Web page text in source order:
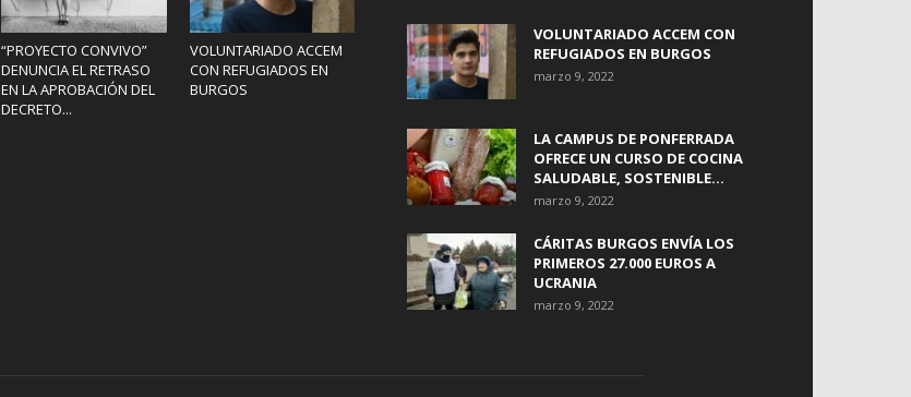
“PROYECTO CONVIVO”
DENUNCIA EL RETRASO
EN LA APROBACIÓN DEL
DECRETO...
VOLUNTARIADO ACCEM
CON REFUGIADOS EN
BURGOS
VOLUNTARIADO ACCEM CON
REFUGIADOS EN BURGOS
marzo 9, 2022
LA CAMPUS DE PONFERRADA
OFRECE UN CURSO DE COCINA
SALUDABLE, SOSTENIBLE...
marzo 9, 2022
CÁRITAS BURGOS ENVÍA LOS
PRIMEROS 27.000 EUROS A
UCRANIA
marzo 9, 2022